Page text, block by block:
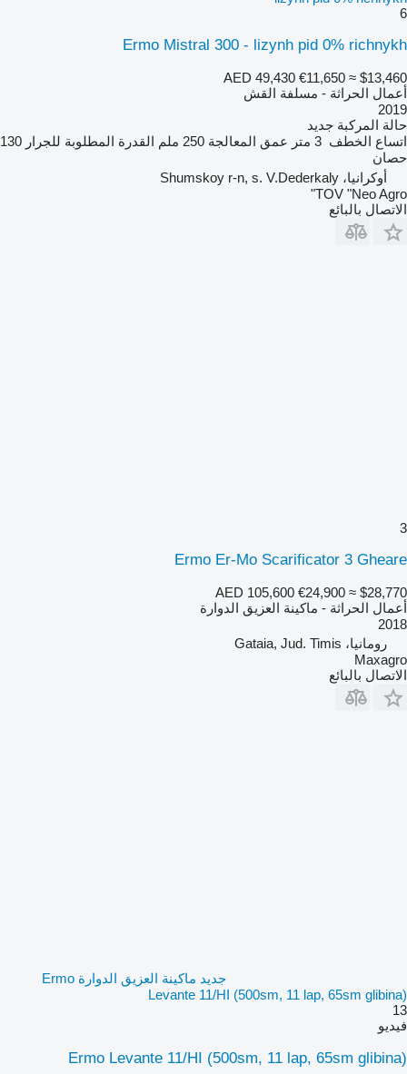
6
Ermo Mistral 300 - lizynh pid 0% richnykh
AED 49,430 €11,650 ≈ $13,460
أعمال الحراثة - مسلفة القش
2019
حالة المركبة جديد
اتساع الخطف 3 متر عمق المعالجة 250 ملم القدرة المطلوبة للجرار 130
حصان
أوكرانيا، Shumskoy r-n, s. V.Dederkaly
TOV "Neo Agro"
الاتصال بالبائع
3
Ermo Er-Mo Scarificator 3 Gheare
AED 105,600 €24,900 ≈ $28,770
أعمال الحراثة - ماكينة العزيق الدوارة
2018
رومانيا، Gataia, Jud. Timis
Maxagro
الاتصال بالبائع
جديد ماكينة العزيق الدوارة Ermo
Levante 11/HI (500sm, 11 lap, 65sm glibina)
13
فيديو
Ermo Levante 11/HI (500sm, 11 lap, 65sm glibina)